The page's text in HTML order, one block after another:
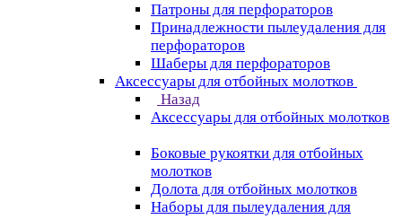
Патроны для перфораторов
Принадлежности пылеудаления для
перфораторов
Шаберы для перфораторов
Аксессуары для отбойных молотков
Назад
Аксессуары для отбойных молотков
Боковые рукоятки для отбойных
молотков
Долота для отбойных молотков
Наборы для пылеудаления для